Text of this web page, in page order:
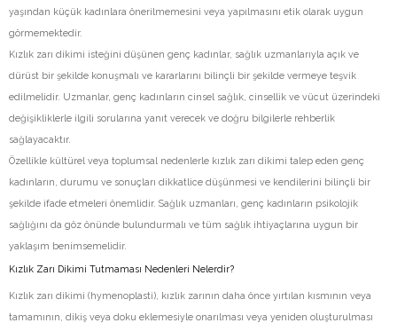
yaşından küçük kadınlara önerilmemesini veya yapılmasını etik olarak uygun
görmemektedir.
Kızlık zarı dikimi isteğini düşünen genç kadınlar, sağlık uzmanlarıyla açık ve
dürüst bir şekilde konuşmalı ve kararlarını bilinçli bir şekilde vermeye teşvik
edilmelidir. Uzmanlar, genç kadınların cinsel sağlık, cinsellik ve vücut üzerindeki
değişikliklerle ilgili sorularına yanıt verecek ve doğru bilgilerle rehberlik
sağlayacaktır.
Özellikle kültürel veya toplumsal nedenlerle kızlık zarı dikimi talep eden genç
kadınların, durumu ve sonuçları dikkatlice düşünmesi ve kendilerini bilinçli bir
şekilde ifade etmeleri önemlidir. Sağlık uzmanları, genç kadınların psikolojik
sağlığını da göz önünde bulundurmalı ve tüm sağlık ihtiyaçlarına uygun bir
yaklaşım benimsemelidir.
Kızlık Zarı Dikimi Tutmaması Nedenleri Nelerdir?
Kızlık zarı dikimi (hymenoplasti), kızlık zarının daha önce yırtılan kısmının veya
tamamının, dikiş veya doku eklemesiyle onarılması veya yeniden oluşturulması